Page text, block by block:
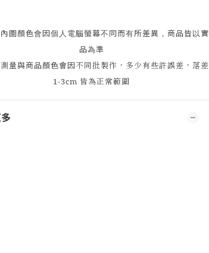
內圖顏色會因個人電腦螢幕不同而有所差異，商品皆以實
品為準
量與商品顏色會因不同批製作，多少有些許誤差，落差
1-3cm 皆為正常範圍